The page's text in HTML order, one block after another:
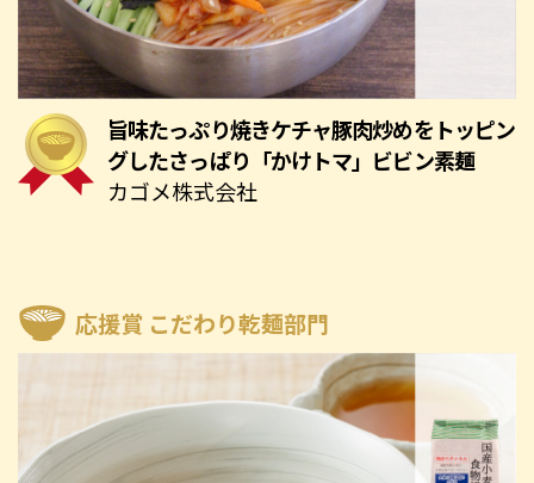
旨味たっぷり焼きケチャ豚肉炒めをトッピン
グしたさっぱり「かけトマ」ビビン素麺
カゴメ株式会社
応援賞 こだわり乾麺部門